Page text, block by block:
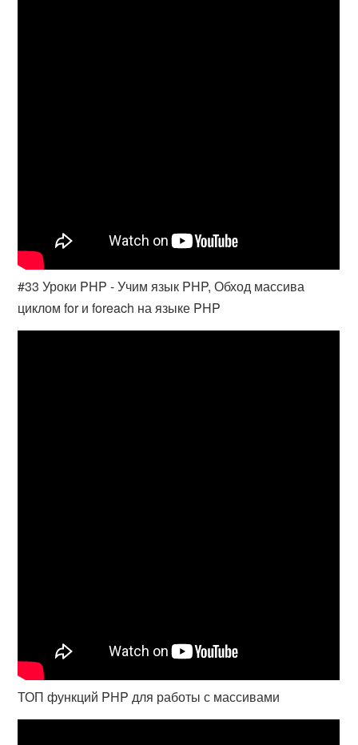
#33 Уроки PHP - Учим язык PHP, Обход массива
циклом for и foreach на языке PHP
ТОП функций PHP для работы с массивами